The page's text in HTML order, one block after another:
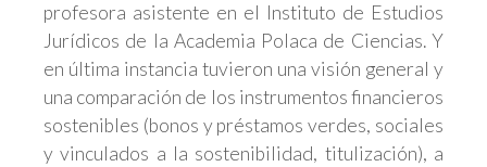
profesora asistente en el Instituto de Estudios
Jurídicos de la Academia Polaca de Ciencias. Y
en última instancia tuvieron una visión general y
una comparación de los instrumentos financieros
sostenibles (bonos y préstamos verdes, sociales
y vinculados a la sostenibilidad, titulización), a